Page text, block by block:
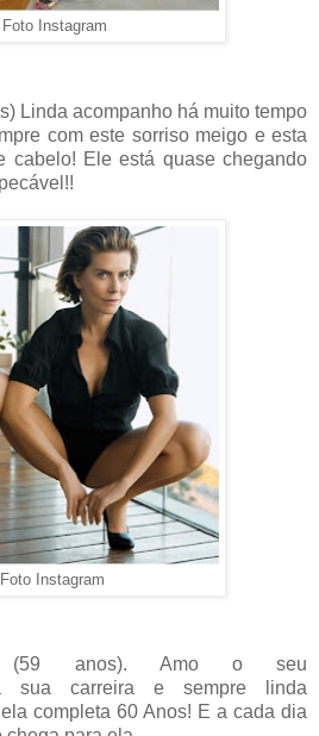
Foto Instagram
Linda acompanho há muito tempo
com este sorriso meigo e esta
cabelo! Ele está quase chegando
Foto Instagram
anos). Amo o seu
a sua carreira e sempre linda
completa 60 Anos! E a cada dia